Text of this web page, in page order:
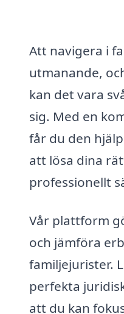
Att navigera i
utmanande,
kan det vara
sig. Med en
får du den
att lösa dina
professionellt
Vår plattform
och jämföra
familjejurister.
perfekta
att du kan